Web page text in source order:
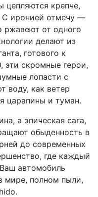
цепляются крепче,
С иронией отмечу —
ржавеют от одного
делают из
готового к
эти скромные герои,
лопасти с
воду, как ветер
царапины и туман.
а эпическая сага,
обыденность в
до современных
где каждый
автомобиль
мире, полном пыли,